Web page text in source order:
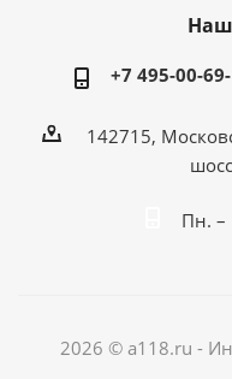
+7 495-00-
142715,
Пн. –
2026 © a118.ru -